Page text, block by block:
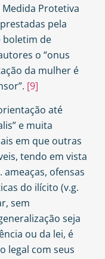
Protetiva
pela
boletim de
o “onus
da mulher é
[9]
até
e muita
em que outras
tendo em vista
ofensas
do ilícito (v.g.
sem
seja
ou da lei, é
legal com seus